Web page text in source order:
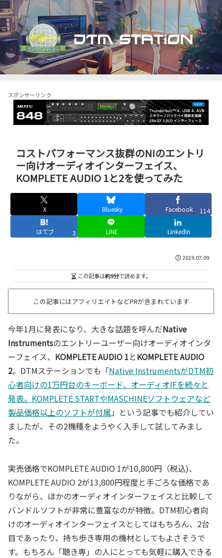
スポンサーリンク
コストパフォーマンス抜群のNIのエントリ
ー向けオーディオインターフェイス、
KOMPLETE AUDIO 1と2を使ってみた
X Bluesky Facebook 114
はてブ 3 LINE LinkedIn
2019.07.09
この記事は約9分で読めます。
この記事にはアフィリエイトなどPRが含まれています
今年1月に発表になり、大きな話題を呼んだNative
Instrumentsのエントリーユーザー向けオーディオインタ
ーフェイス、 KOMPLETE AUDIO 1とKOMPLETE AUDIO
2。DTMステーションでも「Native InstrumentsがDTM初
心者向けの1万円台のキーボード、オーディオIFを続々と
発表。KOMPLETE STARTやMASCHINEソフトウェアなど
製品価格以上のソフトが付属 」という記事でも紹介してい
ましたが、その2機種をようやく入手して試してみまし
た。
実売価格でKOMPLETE AUDIO 1が10,800円（税込)、
KOMPLETE AUDIO 2が13,800円程度と手ごろな価格であ
りながら、ほかのオーディオインターフェイスと比較して
バンドルソフトが非常に豊富なのが特徴。DTM初心者向
けのオーディオインターフェイスとしてはもちろん、2台
目であったり、持ち歩き専用の機材としてもよさそうで
す。もちろん「聴き専」の人にとっても気軽に購入できる